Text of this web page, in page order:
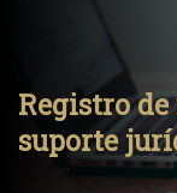
Registro
suporte